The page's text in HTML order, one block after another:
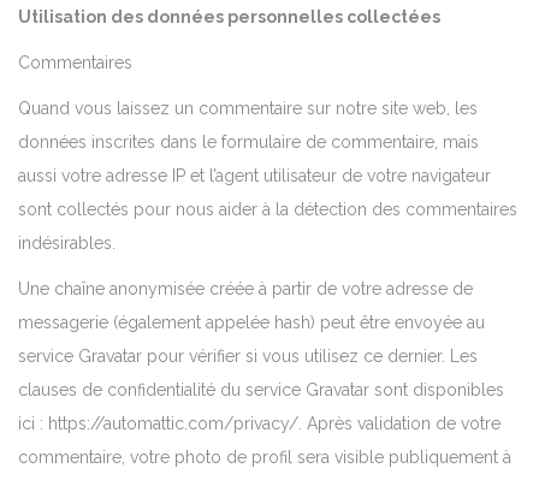
Utilisation des données personnelles collectées
Commentaires
Quand vous laissez un commentaire sur notre site web, les
données inscrites dans le formulaire de commentaire, mais
aussi votre adresse IP et l’agent utilisateur de votre navigateur
sont collectés pour nous aider à la détection des commentaires
indésirables.
Une chaîne anonymisée créée à partir de votre adresse de
messagerie (également appelée hash) peut être envoyée au
service Gravatar pour vérifier si vous utilisez ce dernier. Les
clauses de confidentialité du service Gravatar sont disponibles
ici : https://automattic.com/privacy/. Après validation de votre
commentaire, votre photo de profil sera visible publiquement à